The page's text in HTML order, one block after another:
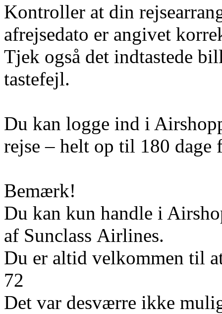
Kontroller at din
afrejsedato er angivet
Tjek også det indtastede
tastefejl.
Du kan logge ind i
rejse – helt op til 180 dage
Bemærk!
Du kan kun handle i
af Sunclass Airlines.
Du er altid velkommen til
72
Det var desværre ikke